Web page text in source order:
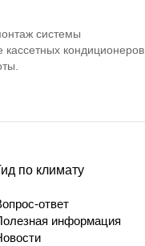
системы
кондиционеров
по климату
ответ
информация